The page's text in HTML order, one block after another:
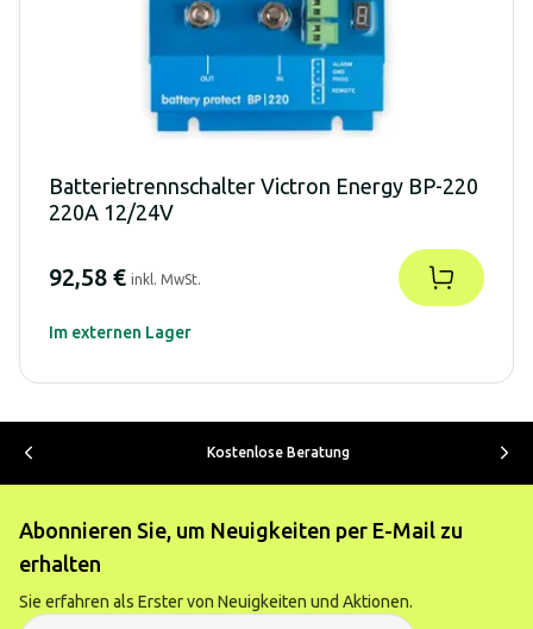
Batterietrennschalter Victron Energy BP-220
220A 12/24V
92,58 € inkl. MwSt.
Im externen Lager
Kostenlose Beratung
Abonnieren Sie, um Neuigkeiten per E-Mail zu
erhalten
Sie erfahren als Erster von Neuigkeiten und Aktionen.